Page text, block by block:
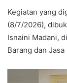
Kegiatan yang
(8/7/2026),
Isnaini Madani,
Barang dan